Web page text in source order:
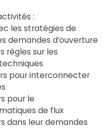
:
les stratégies de
demandes d’ouverture
règles sur les
pour interconnecter
pour le
de flux
dans leur demandes